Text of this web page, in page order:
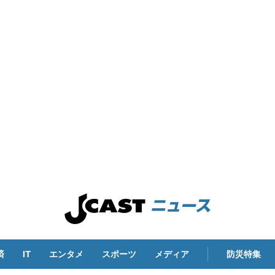
IT エンタメ スポーツ メディア 防災特集